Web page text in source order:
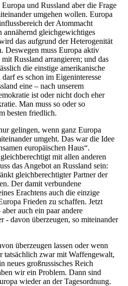
und Russland aber die Frage
umgehen wollen. Europa
der Atommacht
annähernd gleichgewichtiges
das aufgrund der Heterogenität
Deswegen muss Europa aktiv
Russland arrangieren; und das
die einstige amerikanische
es schon im Eigeninteresse
eine – nach unserem
ist oder nicht doch eher
Man muss so oder so
besten friedlich.
gelingen, wenn ganz Europa
umgeht. Das war die Idee
europäischen Haus“.
mit allen anderen
das Angebot an Russland sein:
gleichberechtigter Partner der
Der damit verbundene
Erachtens auch die einzige
Frieden zu schaffen. Jetzt
auch ein paar andere
- davon überzeugen, so miteinander
überzeugen lassen oder wenn
tatsächlich zwar mit Waffengewalt,
neues großrussisches Reich
wir ein Problem. Dann sind
wieder an der Tagesordnung.